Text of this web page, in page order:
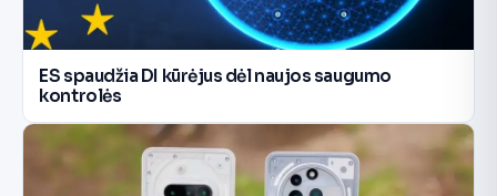
ES spaudžia DI kūrėjus dėl naujos saugumo
kontrolės